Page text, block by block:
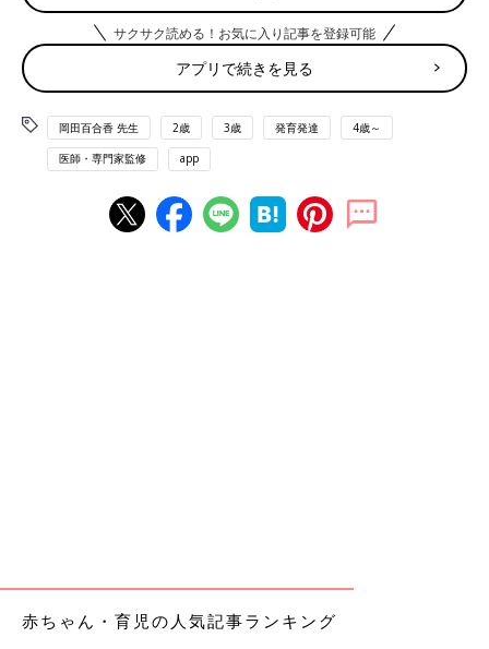
子どものインフルエンザ、夜間に発熱、
迷う場合は積極的にさまざまなサービス
を頼って【ママ泌尿器科医】
ママであり泌尿器科医でもある岡田百合香先生
の連載第42回。今回はご自身の息子さんがイン
フルエンザに罹った際の医師として、母として
の想いについて。「お母さん（お父さん）のた
す。
尿管の先天異常に40代まで気づかないことが！？
ィブな影響を与えたのではないかと想像します。
子どものころ、せめて思春期前までに適切な診断が下され治療に
つながっていれば･･･、と思わずにはいられません。
サクサク読める！お気に入り記事を登録可能
アプリで続きを見る
岡田百合香 先生 2歳 3歳 発育発達 4歳～
医師・専門家監修 app
赤ちゃん・育児の人気記事ランキング